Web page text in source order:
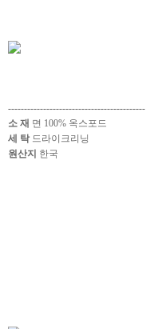
-------------------------------------------
소 재 면 100% 옥스포드
세 탁 드라이크리닝
원산지 한국